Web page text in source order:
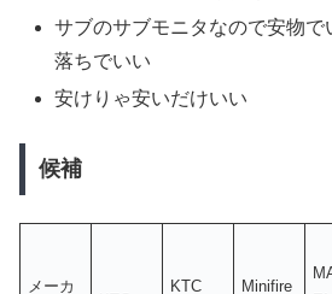
サブのサブモニタなので安物で
落ちでいい
安けりゃ安いだけいい
候補
メーカ
KTC
Minifire